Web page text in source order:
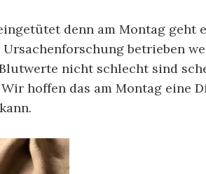
denn am Montag geht
betrieben
nicht schlecht sind
hoffen das am Montag eine